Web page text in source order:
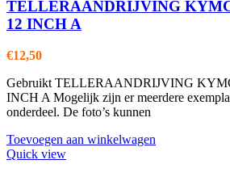
TELLERAANDRIJVING
12 INCH A
€12,50
Gebruikt TELLERAANDRIJVING
INCH A Mogelijk zijn er meerdere
onderdeel. De foto’s kunnen
Toevoegen aan winkelwagen
Quick view